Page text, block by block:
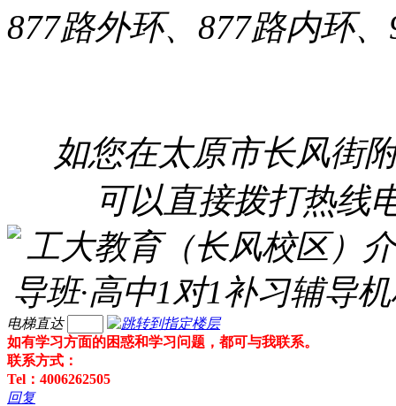
877路外环、877路内环
如您在太原市长风街
可以直接拨打热线
电梯直达
如有学习方面的困惑和学习问题，都可与我联系。
联系方式：
Tel：4006262505
回复